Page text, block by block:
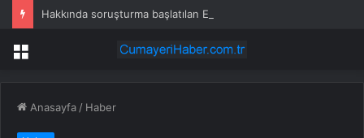
Menü
Anasayfa / Haber